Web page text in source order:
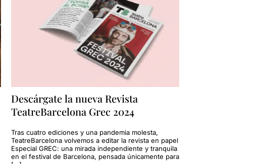
Descárgate la nueva Revista
TeatreBarcelona Grec 2024
Tras cuatro ediciones y una pandemia molesta,
TeatreBarcelona volvemos a editar la revista en papel
Especial GREC: una mirada independiente y tranquila
en el festival de Barcelona, pensada únicamente para